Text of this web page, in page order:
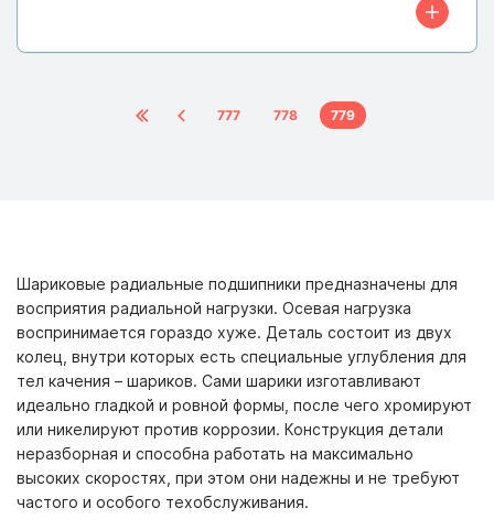
777 778 779
Шариковые радиальные подшипники предназначены для
восприятия радиальной нагрузки. Осевая нагрузка
воспринимается гораздо хуже. Деталь состоит из двух
колец, внутри которых есть специальные углубления для
тел качения – шариков. Сами шарики изготавливают
идеально гладкой и ровной формы, после чего хромируют
или никелируют против коррозии. Конструкция детали
неразборная и способна работать на максимально
высоких скоростях, при этом они надежны и не требуют
частого и особого техобслуживания.